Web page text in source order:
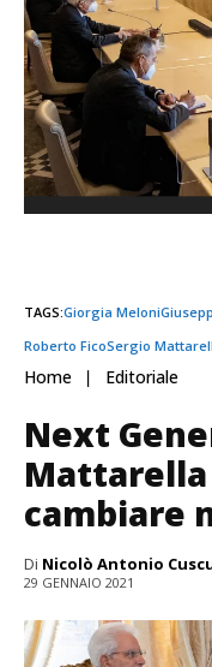
TAGS:Giorgia Meloni
Roberto FicoSergio
Home Editoriale
Next
Mattarella
cambiare
Di Nicolò Antonio
29 GENNAIO 2021